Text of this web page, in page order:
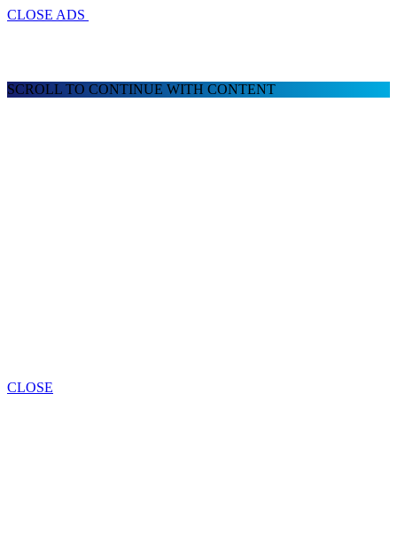
CLOSE ADS
SCROLL TO CONTINUE WITH CONTENT
CLOSE